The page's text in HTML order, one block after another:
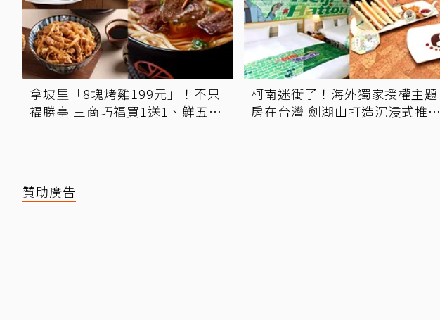
拿坡里「8塊烤雞199元」！不只
福勝亭 三商巧福買1送1、鮮五丼
柯南迷衝了！海外獨家授權主題
房在台灣 劍湖山打造沉浸式推理
贊助廣告